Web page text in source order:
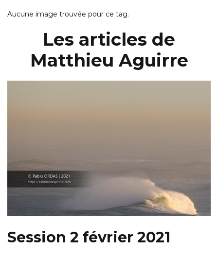
Aucune image trouvée pour ce tag.
Les articles de
Matthieu Aguirre
Session 2 février 2021